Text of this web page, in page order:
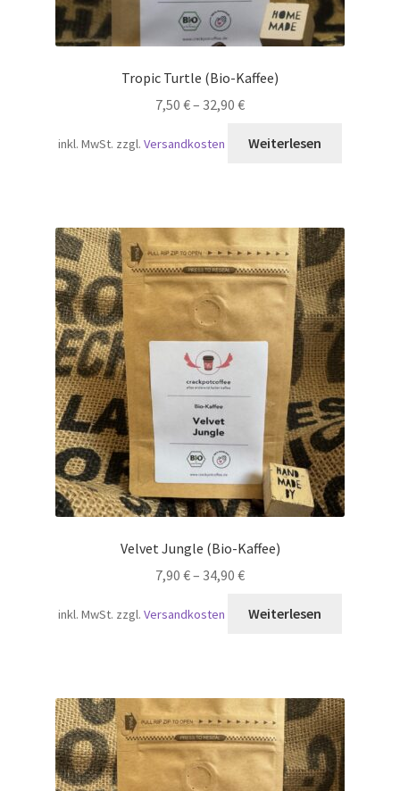
Tropic Turtle (Bio-Kaffee)
7,50 €– 32,90 €
inkl. MwSt. zzgl.Versandkosten Weiterlesen
Velvet Jungle (Bio-Kaffee)
7,90 €– 34,90 €
inkl. MwSt. zzgl.Versandkosten Weiterlesen